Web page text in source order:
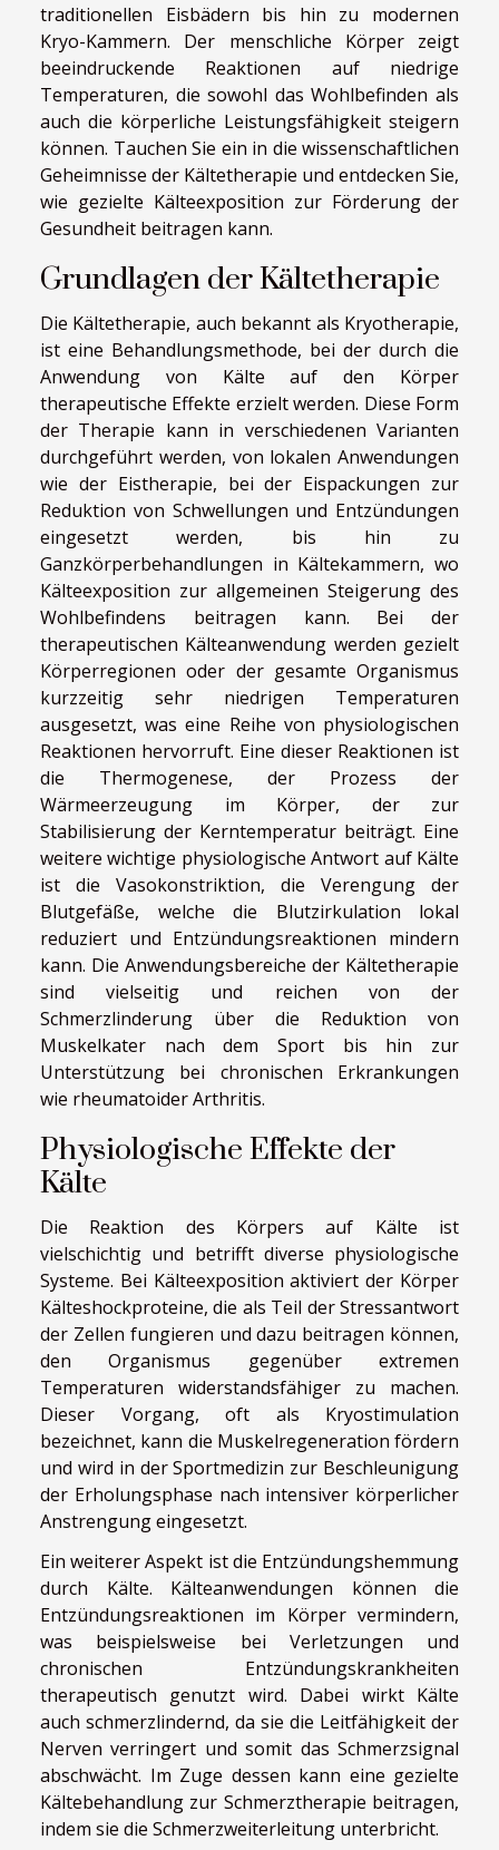
traditionellen Eisbädern bis hin zu modernen
Kryo-Kammern. Der menschliche Körper zeigt
beeindruckende Reaktionen auf niedrige
Temperaturen, die sowohl das Wohlbefinden als
auch die körperliche Leistungsfähigkeit steigern
können. Tauchen Sie ein in die wissenschaftlichen
Geheimnisse der Kältetherapie und entdecken Sie,
wie gezielte Kälteexposition zur Förderung der
Gesundheit beitragen kann.
Grundlagen der Kältetherapie
Die Kältetherapie, auch bekannt als Kryotherapie,
ist eine Behandlungsmethode, bei der durch die
Anwendung von Kälte auf den Körper
therapeutische Effekte erzielt werden. Diese Form
der Therapie kann in verschiedenen Varianten
durchgeführt werden, von lokalen Anwendungen
wie der Eistherapie, bei der Eispackungen zur
Reduktion von Schwellungen und Entzündungen
eingesetzt werden, bis hin zu
Ganzkörperbehandlungen in Kältekammern, wo
Kälteexposition zur allgemeinen Steigerung des
Wohlbefindens beitragen kann. Bei der
therapeutischen Kälteanwendung werden gezielt
Körperregionen oder der gesamte Organismus
kurzzeitig sehr niedrigen Temperaturen
ausgesetzt, was eine Reihe von physiologischen
Reaktionen hervorruft. Eine dieser Reaktionen ist
die Thermogenese, der Prozess der
Wärmeerzeugung im Körper, der zur
Stabilisierung der Kerntemperatur beiträgt. Eine
weitere wichtige physiologische Antwort auf Kälte
ist die Vasokonstriktion, die Verengung der
Blutgefäße, welche die Blutzirkulation lokal
reduziert und Entzündungsreaktionen mindern
kann. Die Anwendungsbereiche der Kältetherapie
sind vielseitig und reichen von der
Schmerzlinderung über die Reduktion von
Muskelkater nach dem Sport bis hin zur
Unterstützung bei chronischen Erkrankungen
wie rheumatoider Arthritis.
Physiologische Effekte der
Kälte
Die Reaktion des Körpers auf Kälte ist
vielschichtig und betrifft diverse physiologische
Systeme. Bei Kälteexposition aktiviert der Körper
Kälteshockproteine, die als Teil der Stressantwort
der Zellen fungieren und dazu beitragen können,
den Organismus gegenüber extremen
Temperaturen widerstandsfähiger zu machen.
Dieser Vorgang, oft als Kryostimulation
bezeichnet, kann die Muskelregeneration fördern
und wird in der Sportmedizin zur Beschleunigung
der Erholungsphase nach intensiver körperlicher
Anstrengung eingesetzt.
Ein weiterer Aspekt ist die Entzündungshemmung
durch Kälte. Kälteanwendungen können die
Entzündungsreaktionen im Körper vermindern,
was beispielsweise bei Verletzungen und
chronischen Entzündungskrankheiten
therapeutisch genutzt wird. Dabei wirkt Kälte
auch schmerzlindernd, da sie die Leitfähigkeit der
Nerven verringert und somit das Schmerzsignal
abschwächt. Im Zuge dessen kann eine gezielte
Kältebehandlung zur Schmerztherapie beitragen,
indem sie die Schmerzweiterleitung unterbricht.